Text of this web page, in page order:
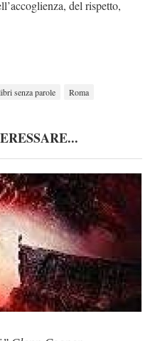
del rispetto,
senza parole Roma